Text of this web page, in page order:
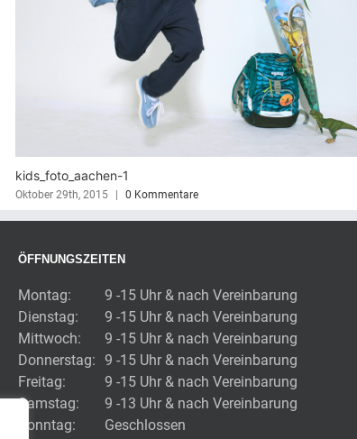
27th, 2020 | 0 Kommentare
ÖFFNUNGSZEITEN
Montag:
Dienstag:
Mittwoch:
Donnerstag:
Freitag:
Samstag:
Sonntag:
9 -15 Uhr & nach Vereinbarung
9 -15 Uhr & nach Vereinbarung
9 -15 Uhr & nach Vereinbarung
9 -15 Uhr & nach Vereinbarung
9 -15 Uhr & nach Vereinbarung
9 -13 Uhr & nach Vereinbarung
Geschlossen